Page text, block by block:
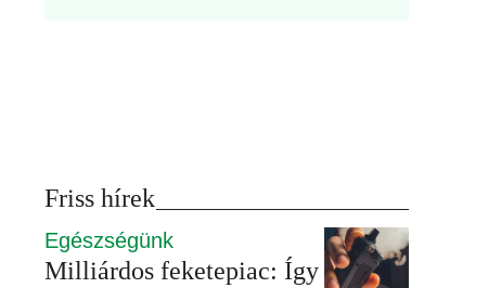
Friss hírek
Egészségünk
Milliárdos feketepiac: Így